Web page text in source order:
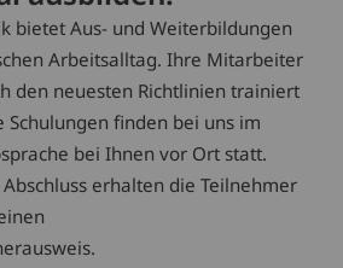
bietet Aus- und Weiterbildungen
Arbeitsalltag. Ihre Mitarbeiter
den neuesten Richtlinien trainiert
Schulungen finden bei uns im
bei Ihnen vor Ort statt.
erhalten die Teilnehmer